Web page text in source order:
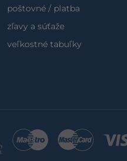
poštovné / platba
zľavy a súťaže
veľkostné tabuľky